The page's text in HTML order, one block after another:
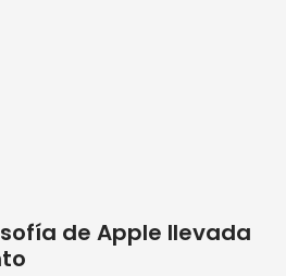
de Apple llevada